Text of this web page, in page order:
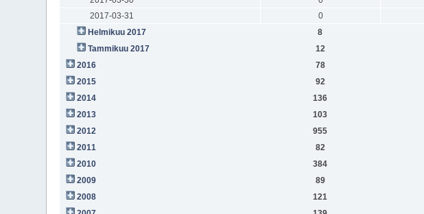
2017-03-31
0
Helmikuu 2017
8
Tammikuu 2017
12
2016
78
2015
92
2014
136
2013
103
2012
955
2011
82
2010
384
2009
89
2008
121